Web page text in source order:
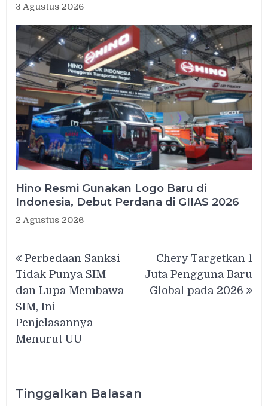
3 Agustus 2026
Hino Resmi Gunakan Logo Baru di
Indonesia, Debut Perdana di GIIAS 2026
2 Agustus 2026
pos
Perbedaan Sanksi
Tidak Punya SIM
dan Lupa Membawa
SIM, Ini
Penjelasannya
Menurut UU
Chery Targetkan 1
Juta Pengguna Baru
Global pada 2026
Tinggalkan Balasan